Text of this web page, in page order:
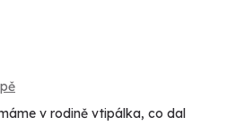
v rodině vtipálka, co dal